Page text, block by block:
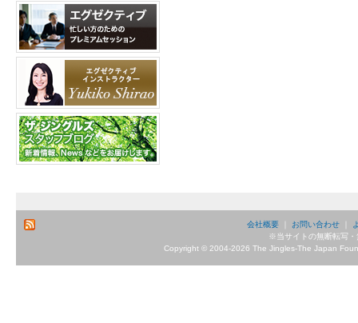
会社概要｜ お問い合わせ｜
※当サイトの無断転写・
Copyright © 2004-2026 The Jingles-The Japan